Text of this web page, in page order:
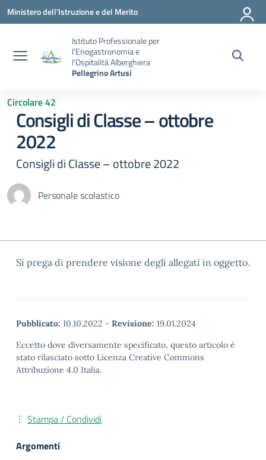
Vai ai contenuti
Vai al menu di navigazione
Vai al footer
Ministero dell'Istruzione e del Merito
Istituto Professionale per
l'Enogastronomia e
l'Ospitalità Alberghiera
Pellegrino Artusi
Circolare 42
Consigli di Classe – ottobre
2022
Consigli di Classe – ottobre 2022
Personale scolastico
Si prega di prendere visione degli allegati in oggetto.
Pubblicato: 10.10.2022 - Revisione: 19.01.2024
Eccetto dove diversamente specificato, questo articolo è
stato rilasciato sotto Licenza Creative Commons
Attribuzione 4.0 Italia.
Stampa / Condividi
Argomenti